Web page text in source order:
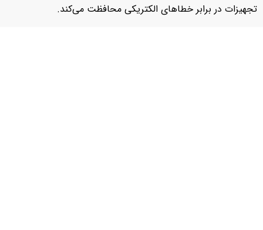
تجهیزات در برابر خطاهای الکتریکی محافظت می‌کند.